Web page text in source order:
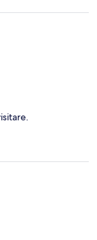
privato è
la macchina
trovarlo vicino al
sono